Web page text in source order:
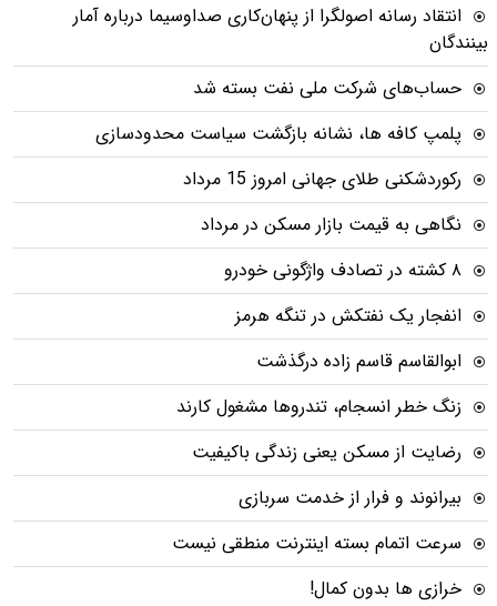
انتقاد رسانه اصولگرا از پنهان‌کاری صداوسیما درباره آمار
بینندگان
حساب‌های شرکت ملی نفت بسته شد
پلمپ کافه ها، نشانه بازگشت سیاست محدودسازی
رکوردشکنی طلای جهانی امروز 15 مرداد
نگاهی به قیمت بازار مسکن در مرداد
۸ کشته در تصادف واژگونی خودرو
انفجار یک نفتکش در تنگه هرمز
ابوالقاسم قاسم زاده درگذشت
زنگ خطر انسجام، تندروها مشغول کارند
رضایت از مسکن یعنی زندگی باکیفیت
بیرانوند و فرار از خدمت سربازی
سرعت اتمام بسته‌ اینترنت منطقی نیست
خرازی ها بدون کمال!